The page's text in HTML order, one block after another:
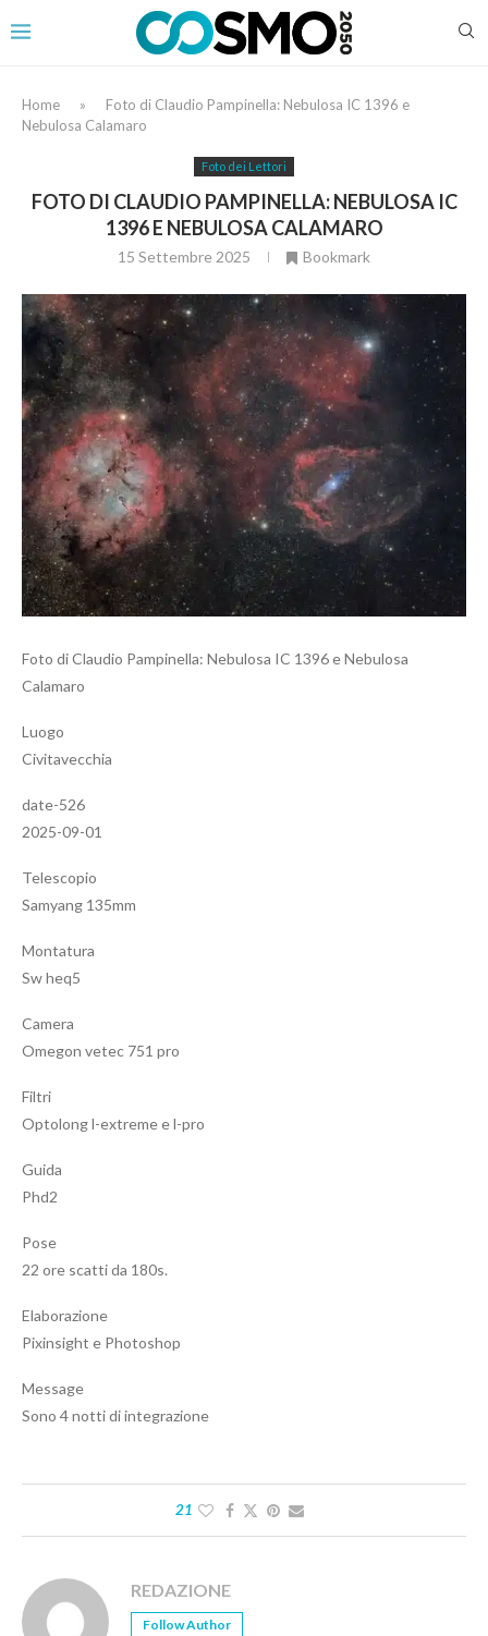
Home »
Foto di Claudio Pampinella: Nebulosa IC 1396 e
Nebulosa Calamaro
Foto dei Lettori
FOTO DI CLAUDIO PAMPINELLA: NEBULOSA IC
1396 E NEBULOSA CALAMARO
15 Settembre 2025 Bookmark
Foto di Claudio Pampinella: Nebulosa IC 1396 e Nebulosa
Calamaro
Luogo
Civitavecchia
date-526
2025-09-01
Telescopio
Samyang 135mm
Montatura
Sw heq5
Camera
Omegon vetec 751 pro
Filtri
Optolong l-extreme e l-pro
Guida
Phd2
Pose
22 ore scatti da 180s.
Elaborazione
Pixinsight e Photoshop
Message
Sono 4 notti di integrazione
21
REDAZIONE
Follow Author